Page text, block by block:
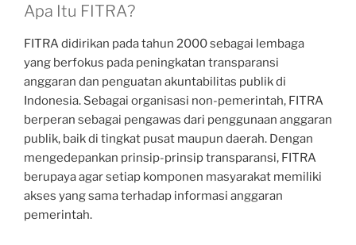
Apa Itu FITRA?
FITRA didirikan pada tahun 2000 sebagai lembaga
yang berfokus pada peningkatan transparansi
anggaran dan penguatan akuntabilitas publik di
Indonesia. Sebagai organisasi non-pemerintah, FITRA
berperan sebagai pengawas dari penggunaan anggaran
publik, baik di tingkat pusat maupun daerah. Dengan
mengedepankan prinsip-prinsip transparansi, FITRA
berupaya agar setiap komponen masyarakat memiliki
akses yang sama terhadap informasi anggaran
pemerintah.